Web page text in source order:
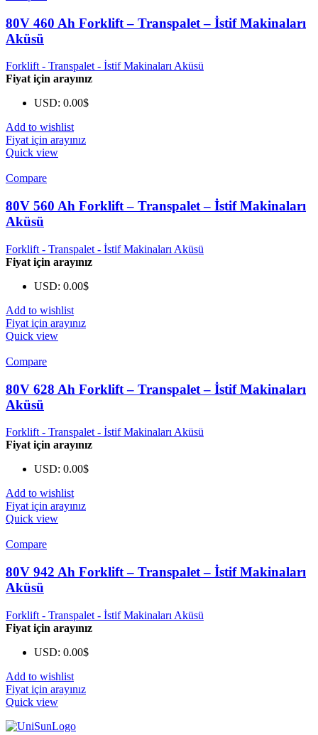
80V 460 Ah Forklift – Transpalet – İstif Makinaları
Aküsü
Forklift - Transpalet - İstif Makinaları Aküsü
Fiyat için arayınız
USD: 0.00$
Add to wishlist
Fiyat için arayınız
Quick view
Compare
80V 560 Ah Forklift – Transpalet – İstif Makinaları
Aküsü
Forklift - Transpalet - İstif Makinaları Aküsü
Fiyat için arayınız
USD: 0.00$
Add to wishlist
Fiyat için arayınız
Quick view
Compare
80V 628 Ah Forklift – Transpalet – İstif Makinaları
Aküsü
Forklift - Transpalet - İstif Makinaları Aküsü
Fiyat için arayınız
USD: 0.00$
Add to wishlist
Fiyat için arayınız
Quick view
Compare
80V 942 Ah Forklift – Transpalet – İstif Makinaları
Aküsü
Forklift - Transpalet - İstif Makinaları Aküsü
Fiyat için arayınız
USD: 0.00$
Add to wishlist
Fiyat için arayınız
Quick view